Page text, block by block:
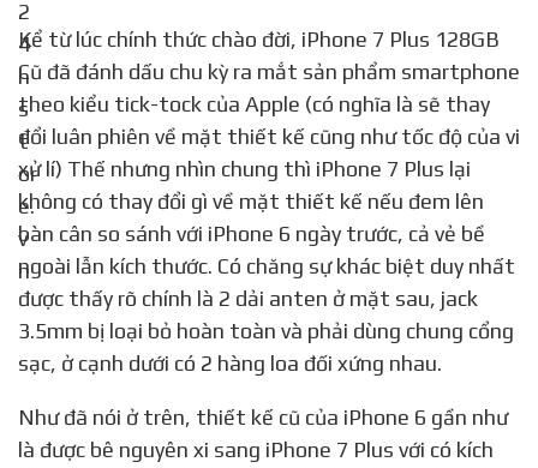
Kể từ lúc chính thức chào đời, iPhone 7 Plus 128GB
Cũ đã đánh dấu chu kỳ ra mắt sản phẩm smartphone
theo kiểu tick-tock của Apple (có nghĩa là sẽ thay
đổi luân phiên về mặt thiết kế cũng như tốc độ của vi
xử lí) Thế nhưng nhìn chung thì iPhone 7 Plus lại
không có thay đổi gì về mặt thiết kế nếu đem lên
bàn cân so sánh với iPhone 6 ngày trước, cả vẻ bề
ngoài lẫn kích thước. Có chăng sự khác biệt duy nhất
được thấy rõ chính là 2 dải anten ở mặt sau, jack
3.5mm bị loại bỏ hoàn toàn và phải dùng chung cổng
sạc, ở cạnh dưới có 2 hàng loa đối xứng nhau.
Như đã nói ở trên, thiết kế cũ của iPhone 6 gần như
là được bê nguyên xi sang iPhone 7 Plus với có kích